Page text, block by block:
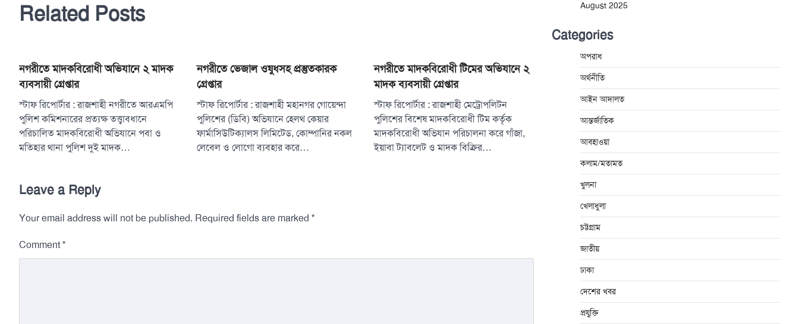
Related Posts
নগরীতে মাদকবিরোধী অভিযানে ২ মাদক
ব্যবসায়ী গ্রেপ্তার
স্টাফ রিপোর্টার : রাজশাহী নগরীতে আরএমপি
পুলিশ কমিশনারের প্রত্যক্ষ তত্ত্বাবধানে
পরিচালিত মাদকবিরোধী অভিযানে পবা ও
মতিহার থানা পুলিশ দুই মাদক…
নগরীতে ভেজাল ওষুধসহ প্রস্তুতকারক
গ্রেপ্তার
স্টাফ রিপোর্টার : রাজশাহী মহানগর গোয়েন্দা
পুলিশের (ডিবি) অভিযানে হেলথ কেয়ার
ফার্মাসিউটিক্যালস লিমিটেড, কোম্পানির নকল
লেবেল ও লোগো ব্যবহার করে…
নগরীতে মাদকবিরোধী টিমের অভিযানে ২
মাদক ব্যবসায়ী গ্রেপ্তার
স্টাফ রিপোর্টার : রাজশাহী মেট্রোপলিটন
পুলিশের বিশেষ মাদকবিরোধী টিম কর্তৃক
মাদকবিরোধী অভিযান পরিচালনা করে গাঁজা,
ইয়াবা ট্যাবলেট ও মাদক বিক্রির…
Leave a Reply
Your email address will not be published. Required fields are marked *
Comment *
August 2025
Categories
অপরাধ
অর্থনীতি
আইন আদালত
আন্তর্জাতিক
আবহাওয়া
কলাম/মতামত
খুলনা
খেলাধুলা
চট্টগ্রাম
জাতীয়
ঢাকা
দেশের খবর
প্রযুক্তি